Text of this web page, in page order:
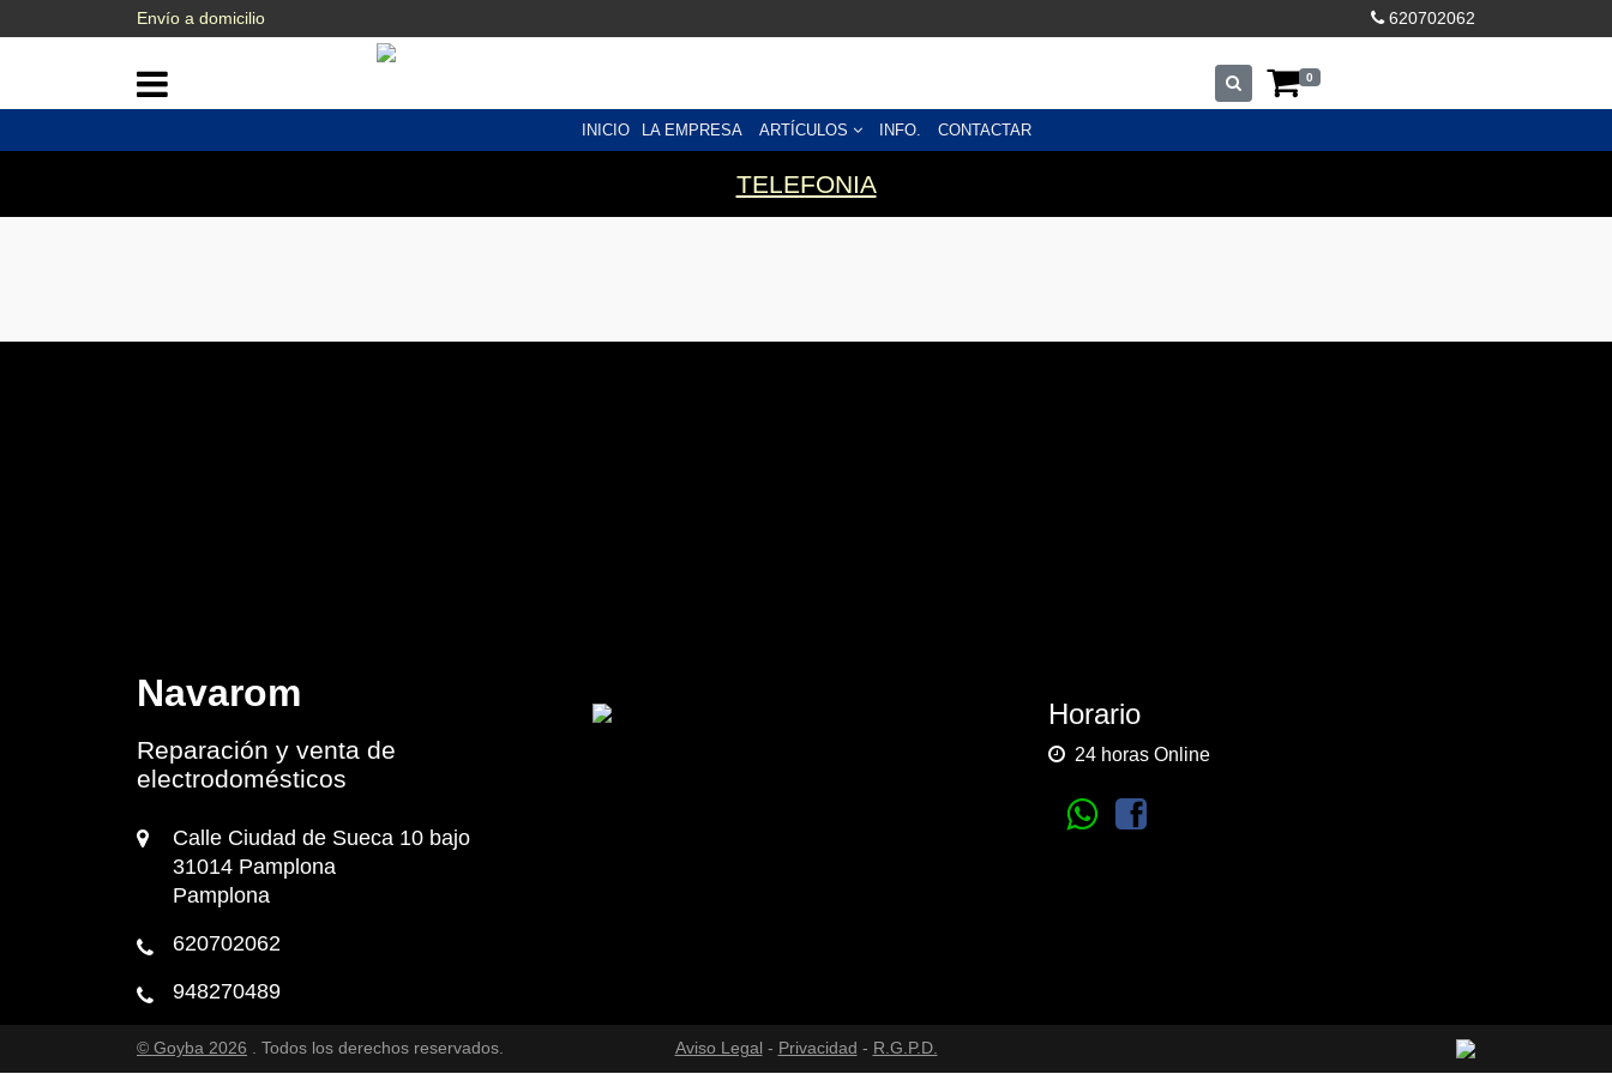
Envío a domicilio 620702062
0
INICIO LA EMPRESA ARTÍCULOS INFO. CONTACTAR
TELEFONIA
Navarom
Reparación y venta de
electrodomésticos
Calle Ciudad de Sueca 10 bajo
31014 Pamplona
Pamplona
620702062
948270489
Horario
24 horas Online
© Goyba 2026 . Todos los derechos reservados. Aviso Legal - Privacidad - R.G.P.D.